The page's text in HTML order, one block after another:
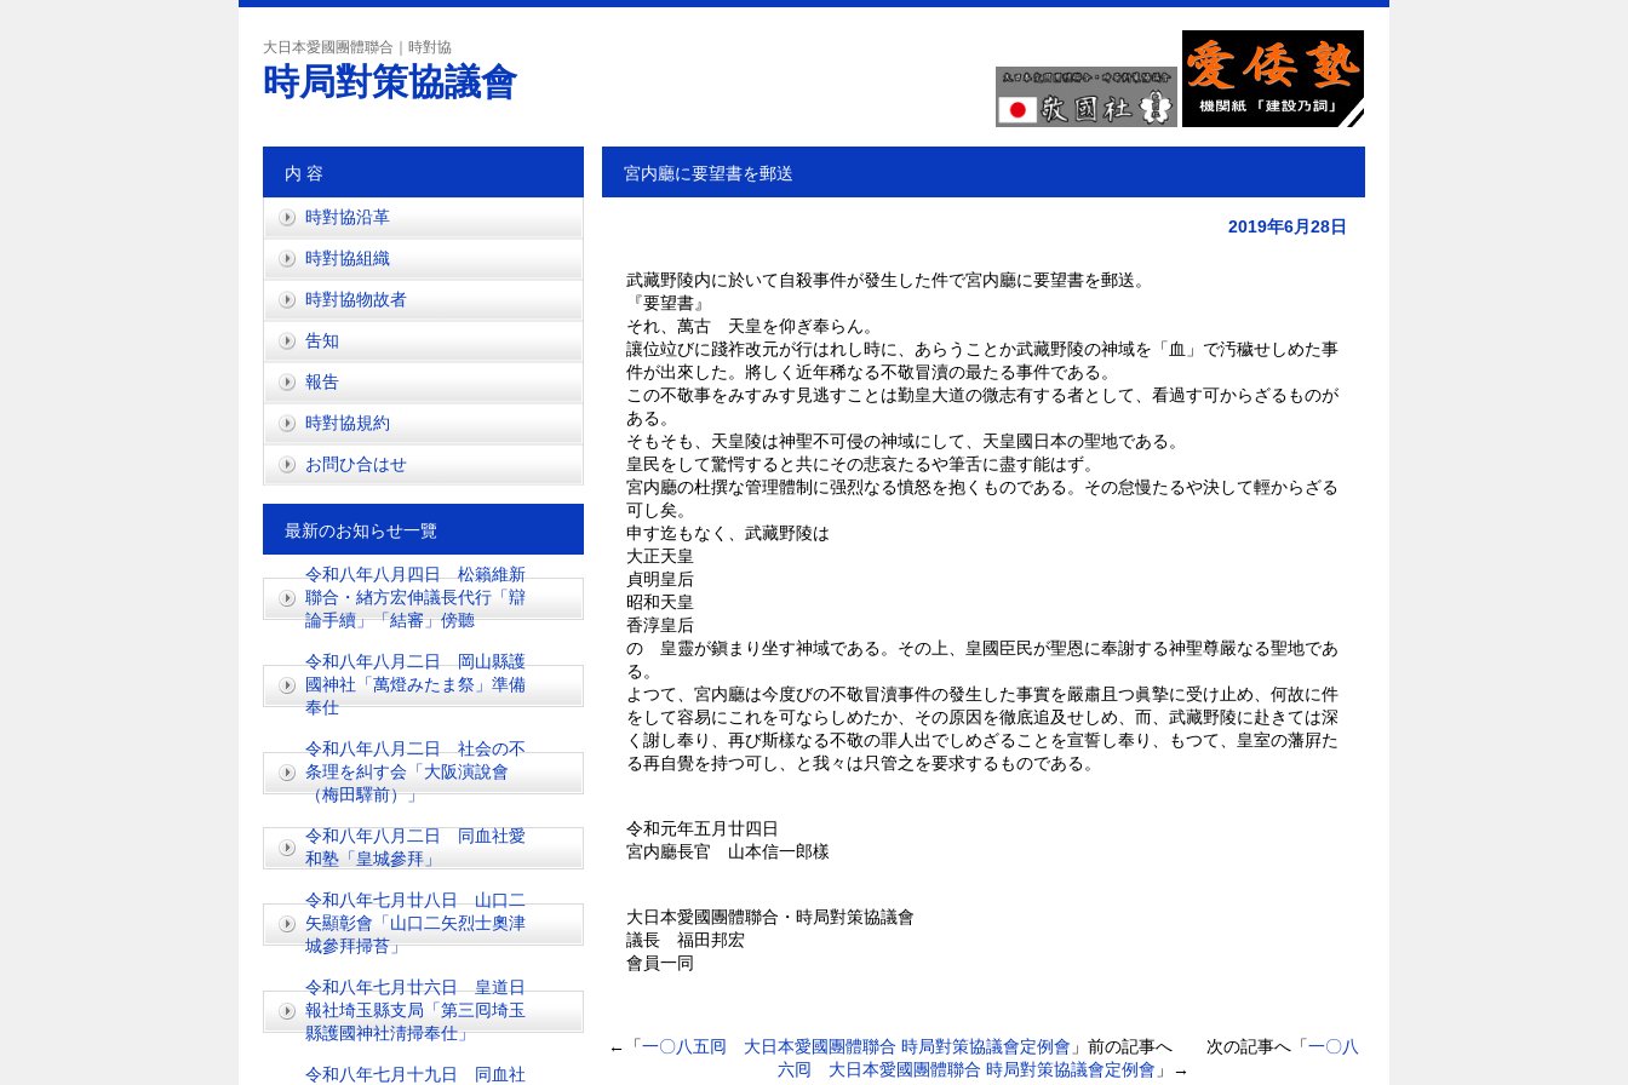
大日本愛國團體聯合｜時對協
時局對策協議會
宮内廳に要望書を郵送
2019年6月28日
武藏野陵内に於いて自殺事件が發生した件で宮内廳に要望書を郵送。
『要望書』
それ、萬古 天皇を仰ぎ奉らん。
讓位竝びに踐祚改元が行はれし時に、あらうことか武藏野陵の神域を「血」で汚穢せしめた事
件が出來した。將しく近年稀なる不敬冒瀆の最たる事件である。
この不敬事をみすみす見逃すことは勤皇大道の微志有する者として、看過す可からざるものが
ある。
そもそも、天皇陵は神聖不可侵の神域にして、天皇國日本の聖地である。
皇民をして驚愕すると共にその悲哀たるや筆舌に盡す能はず。
宮内廳の杜撰な管理體制に强烈なる憤怒を抱くものである。その怠慢たるや決して輕からざる
可し矣。
申す迄もなく、武藏野陵は
大正天皇
貞明皇后
昭和天皇
香淳皇后
の 皇靈が鎭まり坐す神域である。その上、皇國臣民が聖恩に奉謝する神聖尊嚴なる聖地であ
る。
よつて、宮内廳は今度びの不敬冒瀆事件の發生した事實を嚴肅且つ眞摯に受け止め、何故に件
をして容易にこれを可ならしめたか、その原因を徹底追及せしめ、而、武藏野陵に赴きては深
く謝し奉り、再び斯樣なる不敬の罪人出でしめざることを宣誓し奉り、もつて、皇室の藩屛た
る再自覺を持つ可し、と我々は只管之を要求するものである。
令和元年五月廿四日
宮内廳長官 山本信一郎樣
大日本愛國團體聯合・時局對策協議會
議長 福田邦宏
會員一同
←「一〇八五囘 大日本愛國團體聯合 時局對策協議會定例會 」前の記事へ 次の記事へ「一〇八
六囘 大日本愛國團體聯合 時局對策協議會定例會 」→
内 容
時對協沿革
時對協組織
時對協物故者
吿知
報吿
時對協規約
お問ひ合はせ
最新のお知らせ一覽
令和八年八月四日 松籟維新
聯合・緖方宏伸議長代行「辯
論手續」「結審」傍聽
令和八年八月二日 岡山縣護
國神社「萬燈みたま祭」準備
奉仕
令和八年八月二日 社会の不
条理を糾す会「大阪演說會
（梅田驛前）」
令和八年八月二日 同血社愛
和塾「皇城參拜」
令和八年七月廿八日 山口二
矢顯彰會「山口二矢烈士奧津
城參拜掃苔」
令和八年七月廿六日 皇道日
報社埼玉縣支局「第三囘埼玉
縣護國神社淸掃奉仕」
令和八年七月十九日 同血社